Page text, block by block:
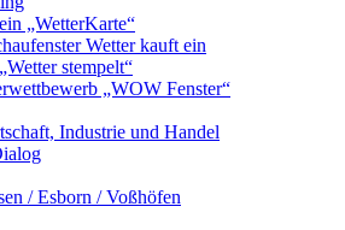
„WetterKarte“
Wetter kauft ein
stempelt“
„WOW Fenster“
Industrie und Handel
/ Esborn / Voßhöfen